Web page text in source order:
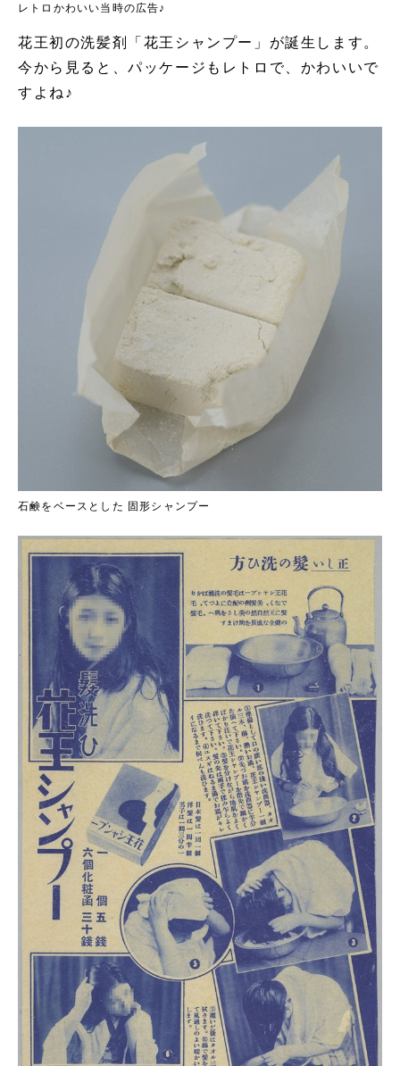
レトロかわいい当時の広告♪
花王初の洗髪剤「花王シャンプー」が誕生します。
今から見ると、パッケージもレトロで、かわいいで
すよね♪
石鹸をベースとした 固形シャンプー